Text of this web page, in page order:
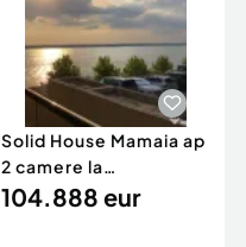
Solid House Mamaia ap
2 camere la
cheie,langa Mega
104.888 eur